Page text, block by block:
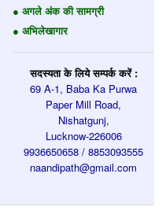
● अगले अंक की सामग्री
● अभिलेखागार
सदस्यता के लिये सम्पर्क करें :
69 A-1, Baba Ka Purwa
Paper Mill Road,
Nishatgunj,
Lucknow-226006
9936650658 / 8853093555
naandipath@gmail.com